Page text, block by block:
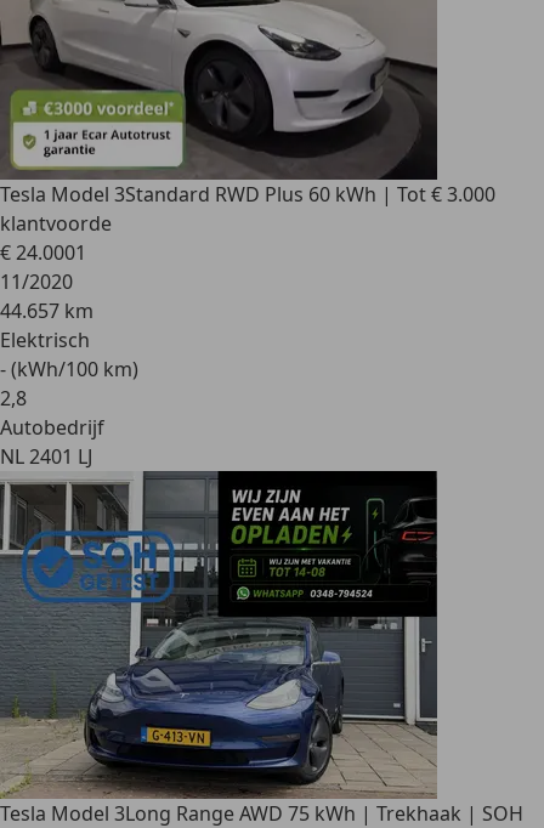
Tesla Model 3Standard RWD Plus 60 kWh | Tot € 3.000
klantvoorde
€ 24.0001
11/2020
44.657 km
Elektrisch
- (kWh/100 km)
2,8
Autobedrijf
NL 2401 LJ
Tesla Model 3Long Range AWD 75 kWh | Trekhaak | SOH